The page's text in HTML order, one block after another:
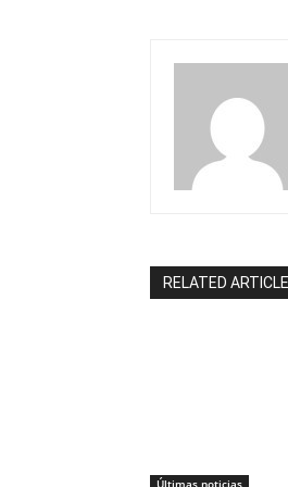
RELATED
Últimas noticias